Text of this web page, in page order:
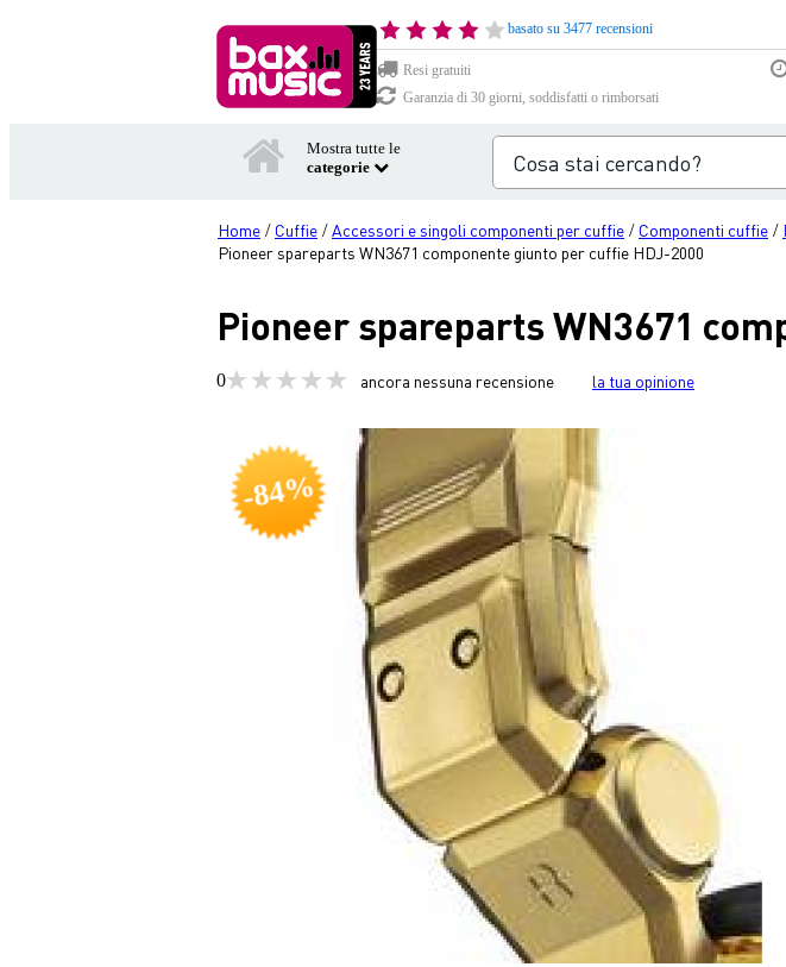
basato su 3477 recensioni
Resi gratuiti
Garanzia di 30 giorni, soddisfatti o rimborsati
Mostra tutte le
categorie
Home / Cuffie /Accessori e singoli componenti per cuffie / Componenti cuffie /
Pioneer spareparts WN3671 componente giunto per cuffie HDJ-2000
Pioneer spareparts WN3671
0 ancora nessuna recensione la tua opinione
-84%